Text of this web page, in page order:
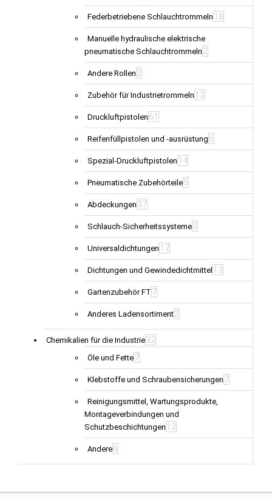
Federbetriebene Schlauchtrommeln 18
Manuelle hydraulische elektrische
pneumatische Schlauchtrommeln 2
Andere Rollen 2
Zubehör für Industrietrommeln 12
Druckluftpistolen 61
Reifenfüllpistolen und -ausrüstung 6
Spezial-Druckluftpistolen 14
Pneumatische Zubehörteile5
Abdeckungen 37
Schlauch-Sicherheitssysteme3
Universaldichtungen 17
Dichtungen und Gewindedichtmittel 13
Gartenzubehör FT 7
Anderes Ladensortiment2
Chemikalien für die Industrie32
Öle und Fette7
Klebstoffe und Schraubensicherungen 7
Reinigungsmittel, Wartungsprodukte,
Montageverbindungen und
Schutzbeschichtungen 12
Andere6